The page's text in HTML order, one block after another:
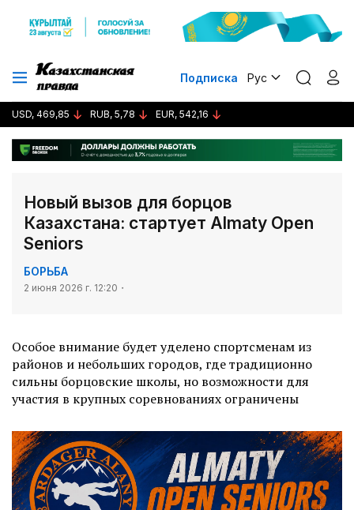
Подписка Рус
USD, 469,85 RUB, 5,78 EUR, 542,16
Новый вызов для борцов
Казахстана: стартует Almaty Open
Seniors
БОРЬБА
2 июня 2026 г. 12:20
Особое внимание будет уделено спортсменам из
районов и небольших городов, где традиционно
сильны борцовские школы, но возможности для
участия в крупных соревнованиях ограничены